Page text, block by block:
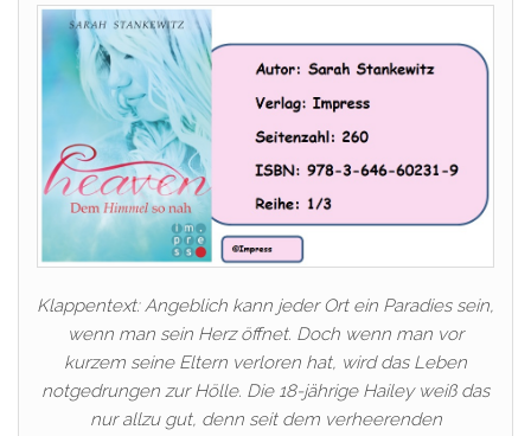
Klappentext: Angeblich kann jeder Ort ein Paradies sein,
wenn man sein Herz öffnet. Doch wenn man vor
kurzem seine Eltern verloren hat, wird das Leben
notgedrungen zur Hölle. Die 18-jährige Hailey weiß das
nur allzu gut, denn seit dem verheerenden